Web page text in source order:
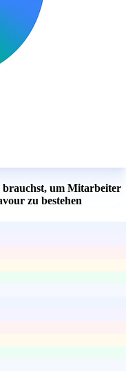
brauchst, um Mitarbeiter
zu bestehen